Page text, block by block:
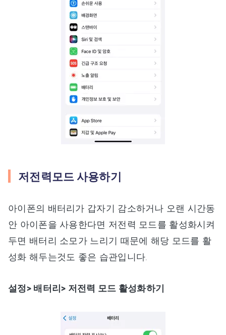
저전력모드 사용하기
아이폰의 배터리가 갑자기 감소하거나 오랜 시간동
안 아이폰을 사용한다면 저전력 모드를 활성화시켜
두면 배터리 소모가 느리기 때문에 해당 모드를 활
성화 해두는것도 좋은 습관입니다.
설정> 배터리> 저전력 모드 활성화하기